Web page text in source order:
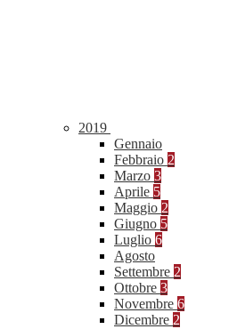
2019
Gennaio
Febbraio 2
Marzo 3
Aprile 5
Maggio 2
Giugno 5
Luglio 6
Agosto
Settembre 2
Ottobre 3
Novembre 6
Dicembre 2